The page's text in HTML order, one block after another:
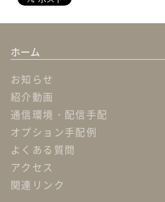
ホーム
お知らせ
紹介動画
通信環境・配信手配
オプション手配例
よくある質問
アクセス
関連リンク